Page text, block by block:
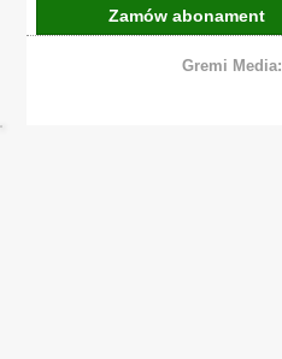
Zamów abonament
Gremi Media: